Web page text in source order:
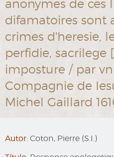
anonymes de ces
difamatoires sont
crimes d'heresie,
perfidie, sacrilege
imposture / par
Compagnie de
Michel Gaillard
Autor: Coton, Pierre (S.I.)